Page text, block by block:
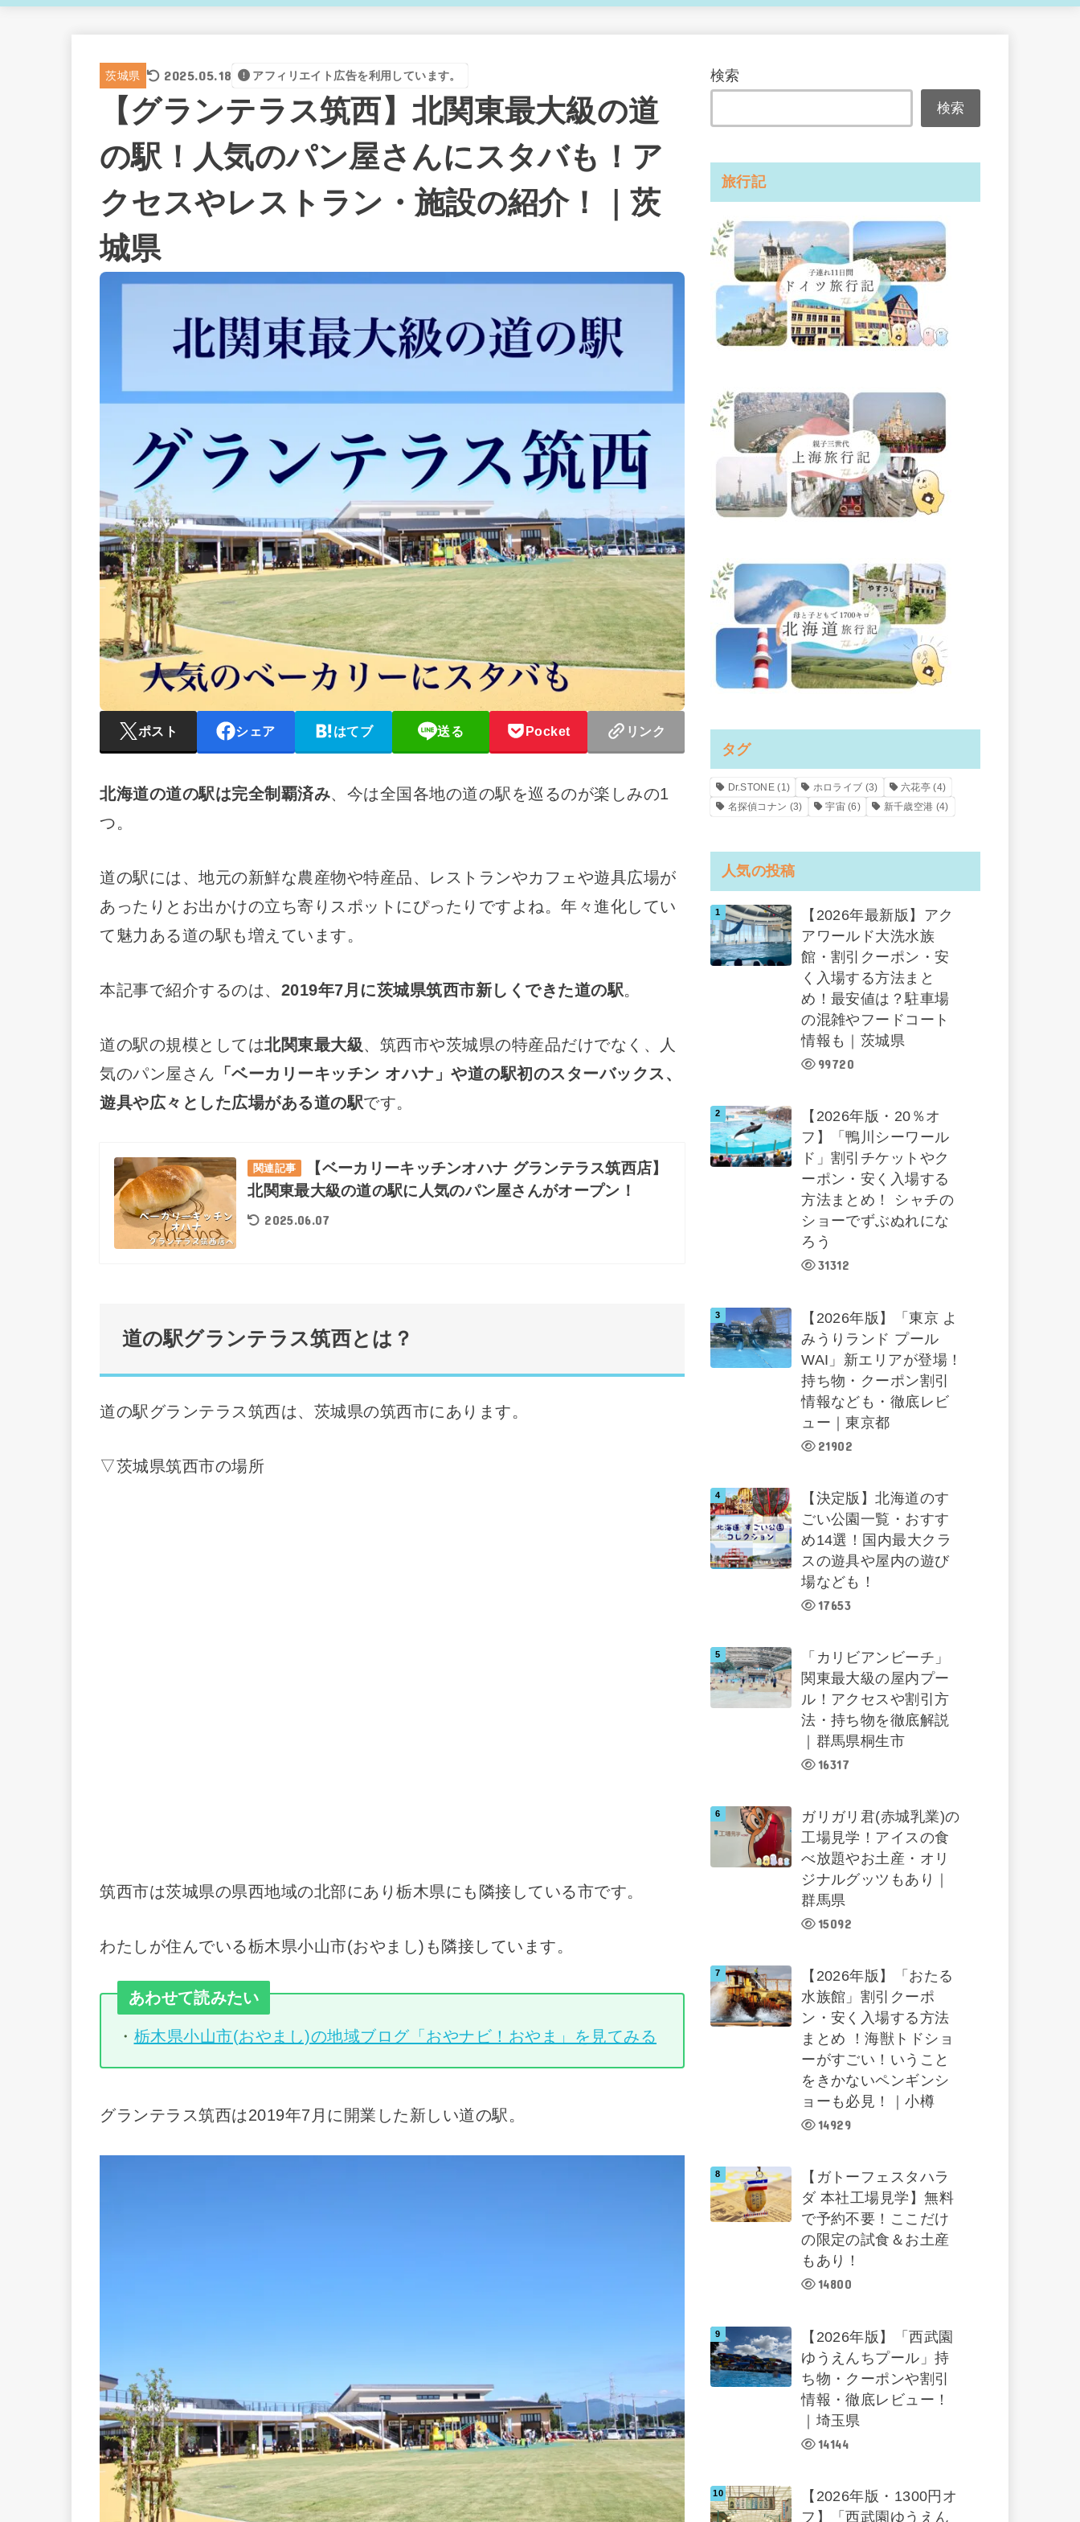
茨城県 2025.05.18 アフィリエイト広告を利用しています。
【グランテラス筑西】北関東最大級の道
の駅！人気のパン屋さんにスタバも！ア
クセスやレストラン・施設の紹介！｜茨
城県
ポスト シェア はてブ 送る Pocket リンク
北海道の道の駅は完全制覇済み、今は全国各地の道の駅を巡るのが楽しみの1
つ。
道の駅には、地元の新鮮な農産物や特産品、レストランやカフェや遊具広場が
あったりとお出かけの立ち寄りスポットにぴったりですよね。年々進化してい
て魅力ある道の駅も増えています。
本記事で紹介するのは、 2019年7月に茨城県筑西市新しくできた道の駅。
道の駅の規模としては北関東最大級、筑西市や茨城県の特産品だけでなく、人
気のパン屋さん 「ベーカリーキッチン オハナ」や道の駅初のスターバックス、
遊具や広々とした広場がある道の駅です。
関連記事
【ベーカリーキッチンオハナ グランテラス筑西店】
北関東最大級の道の駅に人気のパン屋さんがオープン！
2025.06.07
道の駅グランテラス筑西とは？
道の駅グランテラス筑西は、茨城県の筑西市にあります。
▽茨城県筑西市の場所
筑西市は茨城県の県西地域の北部にあり栃木県にも隣接している市です。
わたしが住んでいる栃木県小山市(おやまし)も隣接しています。
あわせて読みたい
・ 栃木県小山市(おやまし)の地域ブログ「おやナビ！おやま」を見てみる
グランテラス筑西は2019年7月に開業した新しい道の駅。
検索
検索
旅行記
タグ
Dr.STONE(1) ホロライブ (3) 六花亭 (4)
名探偵コナン (3) 宇宙(6) 新千歳空港 (4)
人気の投稿
【2026年最新版】アク
アワールド大洗水族
館・割引クーポン・安
く入場する方法まと
め！最安値は？駐車場
の混雑やフードコート
情報も｜茨城県
99720
【2026年版・20％オ
フ】「鴨川シーワール
ド」割引チケットやク
ーポン・安く入場する
方法まとめ！ シャチの
ショーでずぶぬれにな
ろう
31312
【2026年版】「東京 よ
みうりランド プール
WAI」新エリアが登場！
持ち物・クーポン割引
情報なども・徹底レビ
ュー｜東京都
21902
【決定版】北海道のす
ごい公園一覧・おすす
め14選！国内最大クラ
スの遊具や屋内の遊び
場なども！
17653
「カリビアンビーチ」
関東最大級の屋内プー
ル！アクセスや割引方
法・持ち物を徹底解説
｜群馬県桐生市
16317
ガリガリ君(赤城乳業)の
工場見学！アイスの食
べ放題やお土産・オリ
ジナルグッツもあり｜
群馬県
15092
【2026年版】「おたる
水族館」割引クーポ
ン・安く入場する方法
まとめ ！海獣トドショ
ーがすごい！いうこと
をきかないペンギンシ
ョーも必見！｜小樽
14929
【ガトーフェスタハラ
ダ 本社工場見学】無料
で予約不要！ここだけ
の限定の試食＆お土産
もあり！
14800
【2026年版】「西武園
ゆうえんちプール」持
ち物・クーポンや割引
情報・徹底レビュー！
｜埼玉県
14144
【2026年版・1300円オ
フ】「西武園ゆうえん